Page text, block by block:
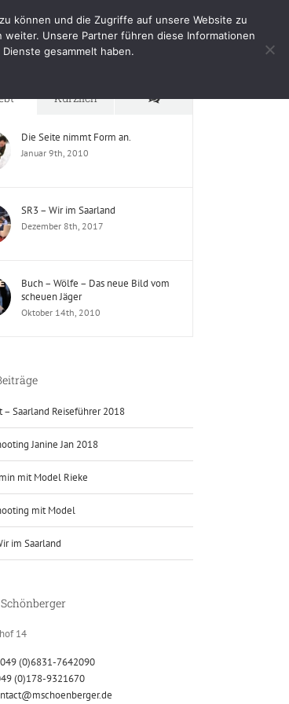
Shop Mein Benutzerkonto
Kürzlich Kommentare
Die Seite nimmt Form an.
Januar 9th, 2010
SR3 – Wir im Saarland
Dezember 8th, 2017
Buch – Wölfe – Das neue Bild vom
scheuen Jäger
Oktober 14th, 2010
– Saarland Reiseführer 2018
Janine Jan 2018
mit Model Rieke
mit Model
im Saarland
14
(0)6831-7642090
(0)178-9321670
können und die Zugriffe auf unsere Website zu
Unsere Partner führen diese Informationen
gesammelt haben.